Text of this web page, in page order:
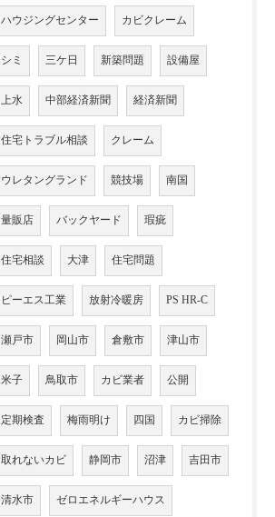
ハウジングセンター カビクレーム
シミ 三ケ日 新築問題 設備屋
上水 中部経済新聞 経済新聞
住宅トラブル相談 クレーム
ウレタングランド 競技場 南国
量販店 バックヤード 瑕疵
住宅相談 大津 住宅問題
ピーエス工業 放射冷暖房 PS HR-C
瀬戸市 岡山市 倉敷市 津山市
米子 鳥取市 カビ業者 公開
定期検査 梅雨明け 四国 カビ掃除
取れないカビ 静岡市 沼津 吉田市
清水市 ゼロエネルギーハウス